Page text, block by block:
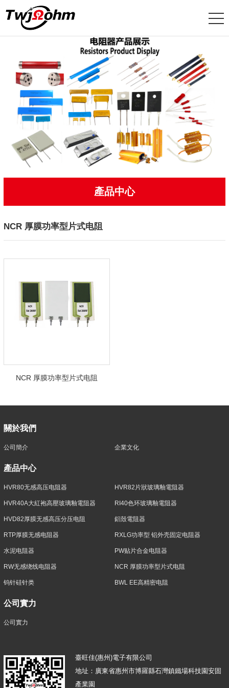
產品中心
NCR 厚膜功率型片式电阻
NCR 厚膜功率型片式电阻
關於我們
公司簡介 企業文化
產品中心
HVR80无感高压电阻器 HVR82片狀玻璃釉電阻器
HVR40A大紅袍高壓玻璃釉電阻器 RI40色环玻璃釉電阻器
HVD82厚膜无感高压分压电阻 鋁殼電阻器
RTP厚膜无感电阻器 RXLG功率型 铝外壳固定电阻器
水泥电阻器 PW贴片合金电阻器
RW无感绕线电阻器 NCR 厚膜功率型片式电阻
钨针硅针类 BWL EE高精密电阻
公司實力
公司實力
臺旺佳(惠州)電子有限公司
地址：廣東省惠州市博羅縣石灣鎮鐵場科技園安固
產業園